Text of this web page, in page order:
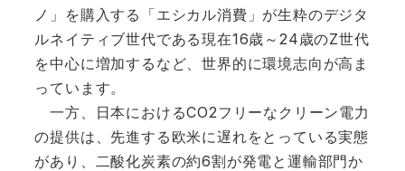
ノ」を購入する「エシカル消費」が生粋のデジタ
ルネイティブ世代である現在16歳～24歳のZ世代
を中心に増加するなど、世界的に環境志向が高ま
っています。
一方、日本におけるCO2フリーなクリーン電力
の提供は、先進する欧米に遅れをとっている実態
があり、二酸化炭素の約6割が発電と運輸部門か